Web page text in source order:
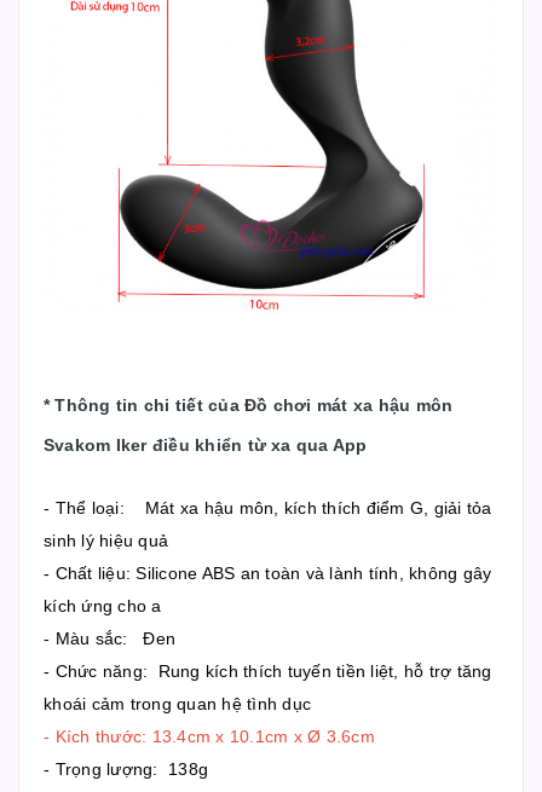
*Thông tin chi tiết của Đồ chơi mát xa hậu môn
Svakom Iker điều khiển từ xa qua App
- Thể loại: Mát xa hậu môn, kích thích điểm G, giải tỏa
sinh lý hiệu quả
- Chất liệu: Silicone ABS an toàn và lành tính, không gây
kích ứng cho a
- Màu sắc: Đen
- Chức năng: Rung kích thích tuyến tiền liệt, hỗ trợ tăng
khoái cảm trong quan hệ tình dục
- Kích thước: 13.4cm x 10.1cm x Ø 3.6cm
- Trọng lượng: 138g